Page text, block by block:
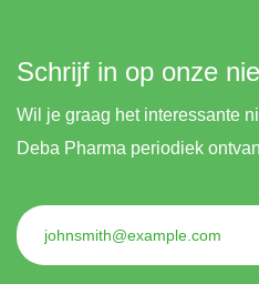
Schrijf in op onze
Wil je graag het interessante
Deba Pharma periodiek